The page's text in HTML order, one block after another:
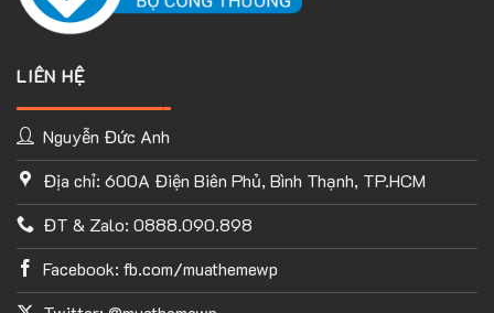
TÙY CHỈNH WEBSITE THEO PHONG CÁCH CỦA BẠN
Với thư viện ứng dụng khổng lồ và UX Builder, bạn có thể tự
tay thiết kế website của mình tùy ý mà không cần đến khả
năng coding. Chỉ cần hình dung ra ý tưởng của mình và
LIÊN HỆ
Nguyễn Đức Anh
Địa chỉ: 600A Điện Biên Phủ, Bình Thạnh, TP.HCM
ĐT & Zalo: 0888.090.898
Facebook: fb.com/muathemewp